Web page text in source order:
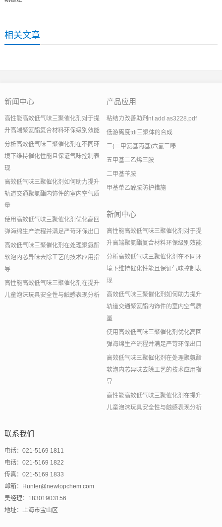
相关文章
新闻中心
高性能高效低气味三聚催化剂对于提
升高端聚氨酯复合材料环保级别效能
分析高效低气味三聚催化剂在不同环
境下维持催化性能且保证气味控制表
现
高效低气味三聚催化剂如何助力提升
轨道交通聚氨酯内饰件的室内空气质
量
使用高效低气味三聚催化剂优化高回
弹海绵生产流程并满足严苛环保出口
高效低气味三聚催化剂在处理聚氨酯
软泡内芯异味去除工艺的技术应用指
导
高性能高效低气味三聚催化剂在提升
儿童泡沫玩具安全性与触感表现分析
产品应用
粘结力改善助剂nt add as3228.pdf
低游离度tdi三聚体的合成
三(二甲氨基丙基)六氢三嗪
五甲基二乙烯三胺
二甲基苄胺
甲基单乙醇胺防护措施
新闻中心
高性能高效低气味三聚催化剂对于提
升高端聚氨酯复合材料环保级别效能
分析高效低气味三聚催化剂在不同环
境下维持催化性能且保证气味控制表
现
高效低气味三聚催化剂如何助力提升
轨道交通聚氨酯内饰件的室内空气质
量
使用高效低气味三聚催化剂优化高回
弹海绵生产流程并满足严苛环保出口
高效低气味三聚催化剂在处理聚氨酯
软泡内芯异味去除工艺的技术应用指
导
高性能高效低气味三聚催化剂在提升
儿童泡沫玩具安全性与触感表现分析
联系我们
电话：021-5169 1811
电话：021-5169 1822
传真：021-5169 1833
邮箱：Hunter@newtopchem.com
吴经理：18301903156
地址：上海市宝山区